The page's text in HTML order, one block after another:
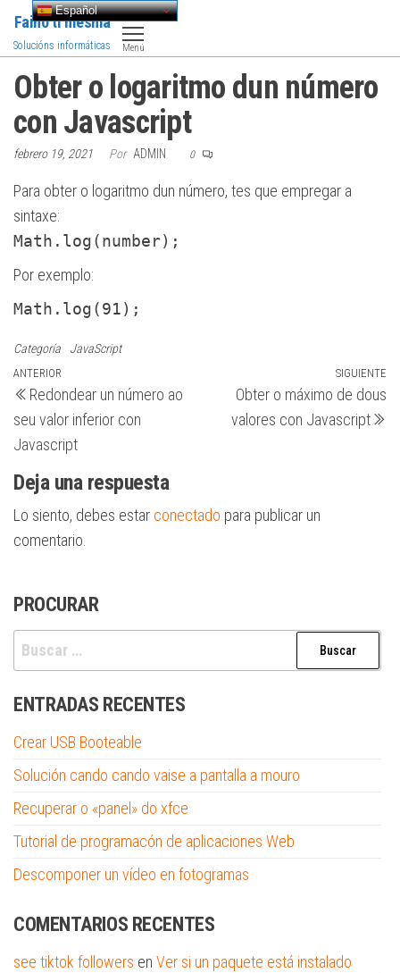
Saltar
contenido
Faino ti mesma
Solucións informáticas Menú
Obter o logaritmo dun número
con Javascript
febrero 19, 2021 Por ADMIN 0
Para obter o logaritmo dun número, tes que empregar a
sintaxe:
Math.log(number);
Por exemplo:
Math.log(91);
Categoría JavaScript
Navegación
de
entradas
Entrada
anterior
ANTERIOR
Redondear un número ao
seu valor inferior con
Javascript
SIGUIENTE
Obter o máximo de dous
valores con Javascript
Deja una respuesta
Lo siento, debes estar conectado para publicar un
comentario.
PROCURAR
Buscar:
ENTRADAS RECENTES
Crear USB Booteable
Solución cando cando vaise a pantalla a mouro
Recuperar o «panel» do xfce
Tutorial de programacón de aplicaciones Web
Descomponer un vídeo en fotogramas
COMENTARIOS RECENTES
see tiktok followers en Ver si un paquete está instalado
Español